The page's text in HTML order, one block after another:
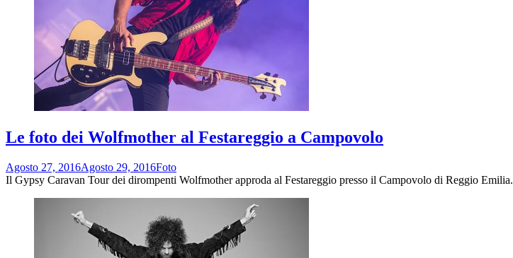
Le foto dei Wolfmother al Festareggio a Campovolo
Agosto 27, 2016Agosto 29, 2016Foto
Il Gypsy Caravan Tour dei dirompenti Wolfmother approda al Festareggio presso il Campovolo di Reggio Emilia.